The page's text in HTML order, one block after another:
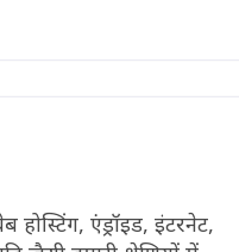
होस्टिंग, एंड्रॉइड, इंटरनेट,